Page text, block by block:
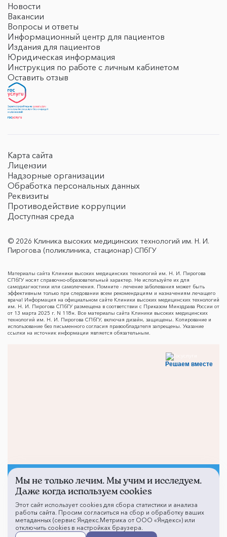
Новости
Вакансии
Вопросы и ответы
Информационный центр для пациентов
Издания для пациентов
Юридическая информация
Инструкция по работе с личным кабинетом
Оставить отзыв
Карта сайта
Лицензии
Надзорные организации
Обработка персональных данных
Реквизиты
Противодействие коррупции
Доступная среда
© 2026 Клиника высоких медицинских технологий им. Н. И.
Пирогова (поликлиника, стационар) СПбГУ
Материалы сайта Клиники высоких медицинских технологий им. Н. И. Пирогова
СПбГУ носят справочно-образовательный характер. Не используйте их для
самодиагностики или самолечения. Помните - лечение заболевания может быть
эффективным только при следовании всем рекомендациям и назначениям лечащего
врача! Информация на официальном сайте Клиники высоких медицинских технологий
им. Н. И. Пирогова СПбГУ размещена в соответствии с Приказом Минздрава России от
от 13 марта 2025 г. N 118н. Все материалы сайта Клиники высоких медицинских
технологий им. Н. И. Пирогова СПбГУ, включая дизайн, защищены. Копирование и
использование без письменного согласия правообладателя запрещены. Указание
ссылки на источник информации является обязательным.
Решаем вместе
Не смогли записаться к
врачу?
Написать о проблеме
Мы не только лечим. Мы учим и исследуем.
Даже когда используем cookies
Этот сайт использует cookies для сбора статистики и анализа
работы сайта. Просим согласиться на сбор и обработку ваших
метаданных (сервис Яндекс.Метрика от ООО «Яндекс») или
отключить cookies в настройках браузера.